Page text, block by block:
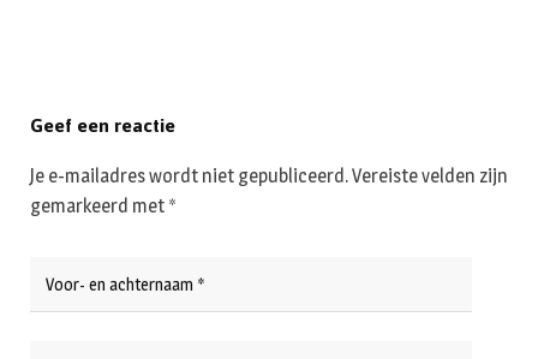
Geef een reactie
Je e-mailadres wordt niet gepubliceerd.Vereiste velden zijn
gemarkeerd met *